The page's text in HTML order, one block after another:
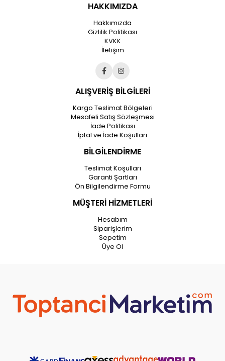
HAKKIMIZDA
Hakkımızda
Gizlilik Politikası
KVKK
İletişim
ALIŞVERİŞ BİLGİLERİ
Kargo Teslimat Bölgeleri
Mesafeli Satış Sözleşmesi
İade Politikası
İptal ve İade Koşulları
BİLGİLENDİRME
Teslimat Koşulları
Garanti Şartları
Ön Bilgilendirme Formu
MÜŞTERİ HİZMETLERİ
Hesabım
Siparişlerim
Sepetim
Üye Ol